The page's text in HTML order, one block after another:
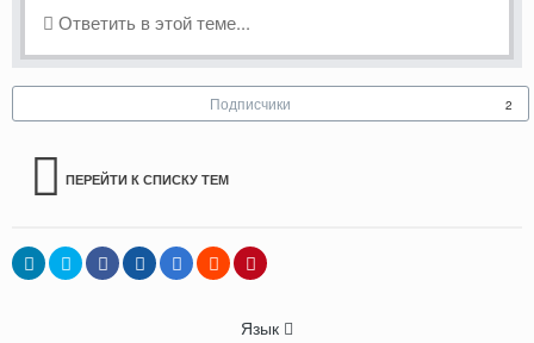
Ответить в этой теме...
Подписчики 2
ПЕРЕЙТИ К СПИСКУ ТЕМ
Язык